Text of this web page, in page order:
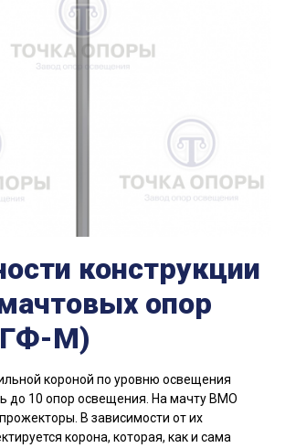
конструкции
опор
М)
короной по уровню освещения
до 10 опор освещения. На мачту ВМО
В зависимости от их
корона, которая, как и сама